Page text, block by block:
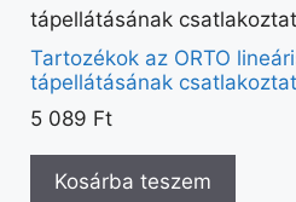
Tartozékok az ORTO
tápellátásának
5 089 Ft
Kosárba teszem